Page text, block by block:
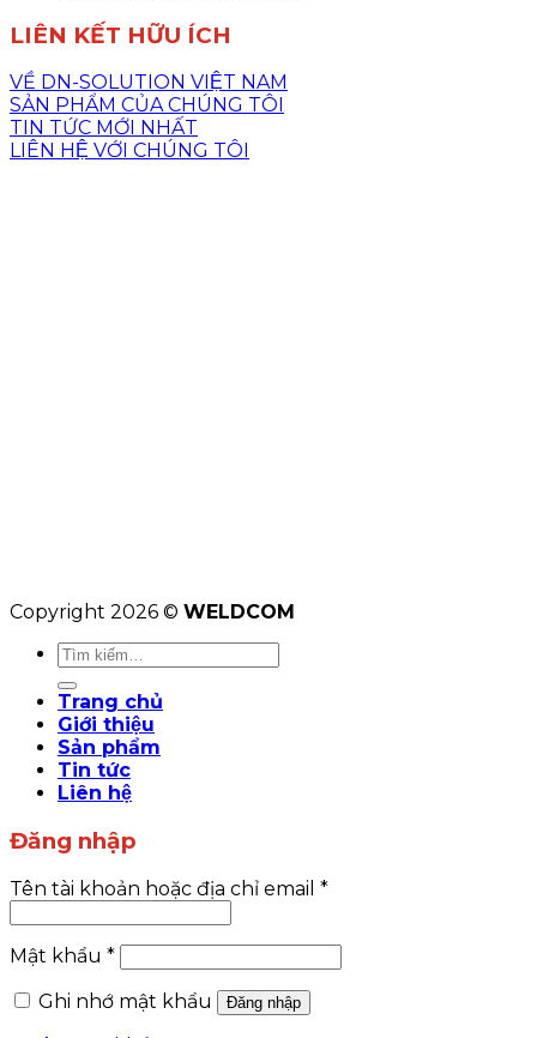
LIÊN KẾT HỮU ÍCH
VỀ DN-SOLUTION VIỆT NAM
SẢN PHẨM CỦA CHÚNG TÔI
TIN TỨC MỚI NHẤT
LIÊN HỆ VỚI CHÚNG TÔI
Copyright 2026 © WELDCOM
Tìm
Trang chủ
Giới thiệu
Sản phẩm
Tin tức
Liên hệ
Đăng nhập
Tên tài khoản hoặc địa chỉ email *
Mật khẩu *
Ghi nhớ mật khẩu
Đăng nhập